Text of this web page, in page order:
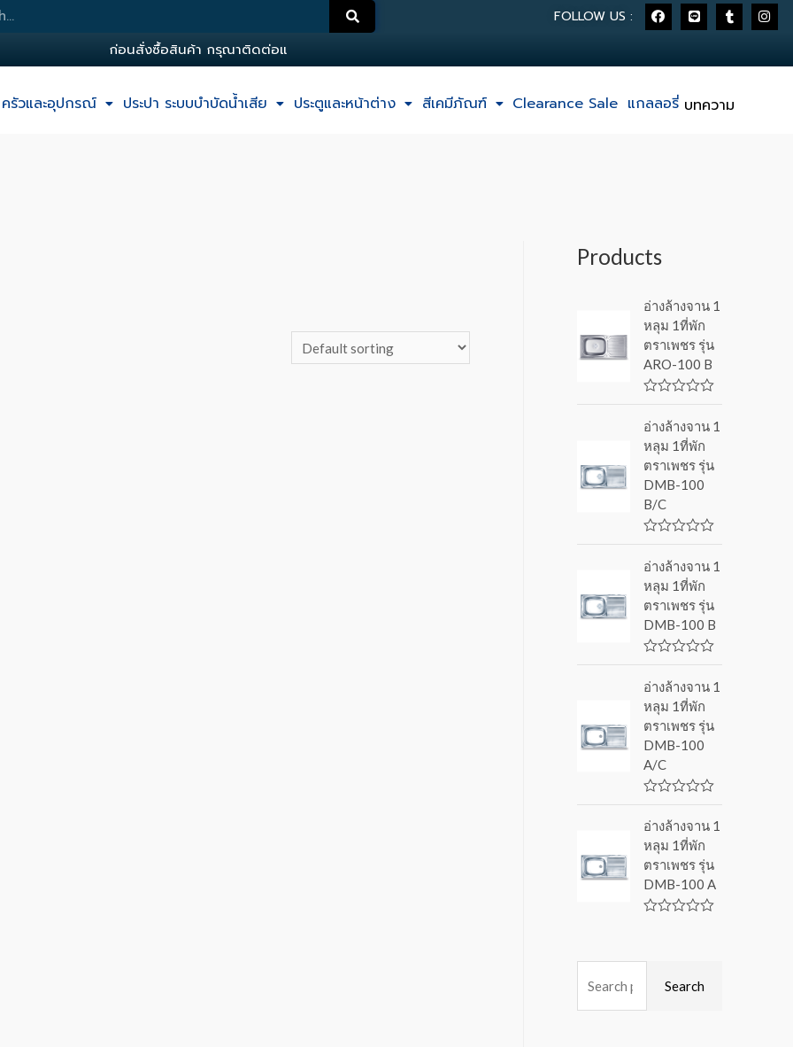
FOLLOW US :
อนสงซอสนคา ก รณาตดตอแอด
ครัวและอุปกรณ์ ประปา ระบบบำบัดน้ำเสีย ประตูและหน้าต่าง สีเคมีภัณฑ์ Clearance Sale แกลลอรี่ บทความ
Products
อ่างล้างจาน 1
หลุม 1ที่พัก
ตราเพชร รุ่น
ARO-100 B
a
t
e
0
o
u
t
o
อ่างล้างจาน 1
หลุม 1ที่พัก
ตราเพชร รุ่น
DMB-100
B/C
a
t
e
0
o
u
t
5
อ่างล้างจาน 1
หลุม 1ที่พัก
ตราเพชร รุ่น
DMB-100 B
a
t
e
0
o
u
t
o
อ่างล้างจาน 1
หลุม 1ที่พัก
ตราเพชร รุ่น
DMB-100
A/C
a
t
e
0
o
u
t
อ่างล้างจาน 1
หลุม 1ที่พัก
ตราเพชร รุ่น
DMB-100 A
e
Search